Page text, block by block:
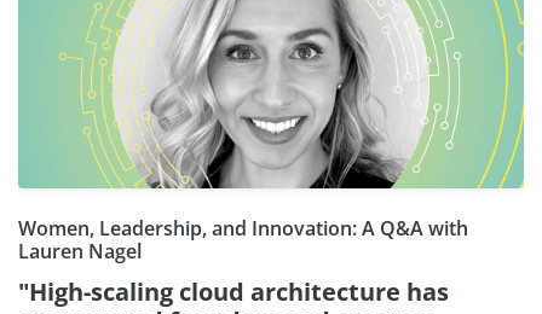
Women, Leadership, and Innovation: A Q&A with
Lauren Nagel
"High-scaling cloud architecture has